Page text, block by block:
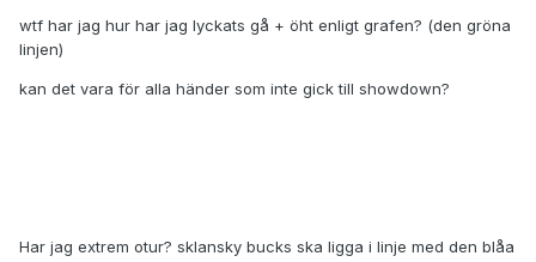
wtf har jag hur har jag lyckats gå + öht enligt grafen? (den gröna
linjen)
kan det vara för alla händer som inte gick till showdown?
Har jag extrem otur? sklansky bucks ska ligga i linje med den blåa